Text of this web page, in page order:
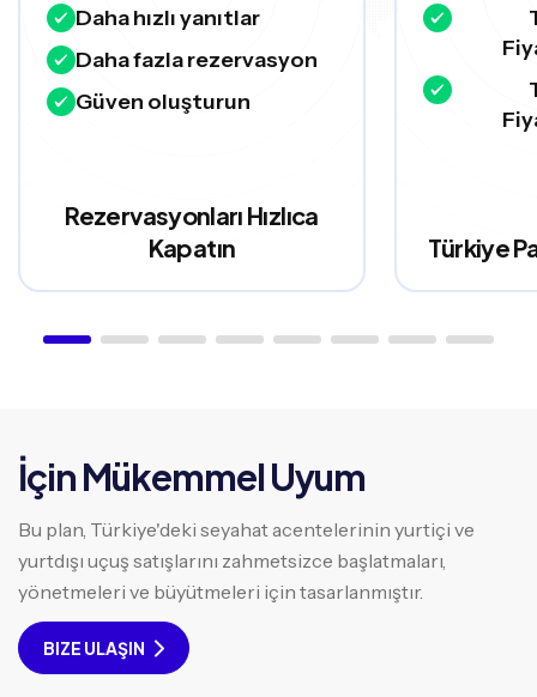
Daha hızlı yanıtlar
Daha fazla rezervasyon
Güven oluşturun
Rezervasyonları Hızlıca
Kapatın
Türkiye
İçin Mükemmel Uyum
Bu plan, Türkiye'deki seyahat acentelerinin yurtiçi ve
yurtdışı uçuş satışlarını zahmetsizce başlatmaları,
yönetmeleri ve büyütmeleri için tasarlanmıştır.
BIZE ULAŞIN